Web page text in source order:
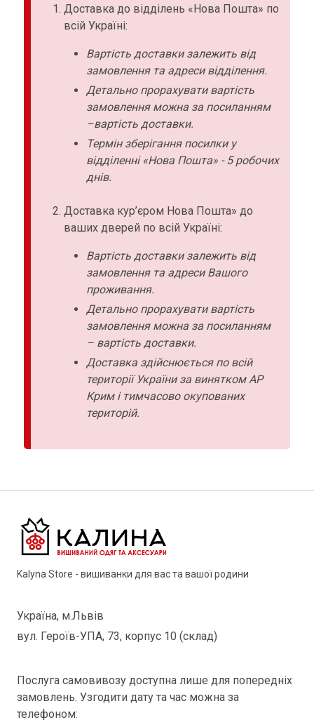
Доставка до відділень «Нова Пошта» по
всій Україні:
Вартість доставки залежить від
замовлення та адреси відділення.
Детально прорахувати вартість
замовлення можна за посиланням
–вартість доставки.
Термін зберігання посилки у
відділенні «Нова Пошта» - 5 робочих
днів.
Доставка кур’єром Нова Пошта» до
ваших дверей по всій Україні:
Вартість доставки залежить від
замовлення та адреси Вашого
проживання.
Детально прорахувати вартість
замовлення можна за посиланням
– вартість доставки.
Доставка здійснюється по всій
території України за винятком АР
Крим і тимчасово окупованих
територій.
Kalyna Store - вишиванки для вас та вашої родини
Україна, м.Львів
вул. Героїв-УПА, 73, корпус 10 (склад)
Послуга самовивозу доступна лише для попередніх
замовлень. Узгодити дату та час можна за
телефоном: